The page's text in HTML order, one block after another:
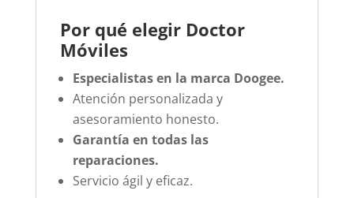
Por qué elegir Doctor
Móviles
Especialistas en la marca Doogee.
Atención personalizada y
asesoramiento honesto.
Garantía en todas las
reparaciones.
Servicio ágil y eficaz.